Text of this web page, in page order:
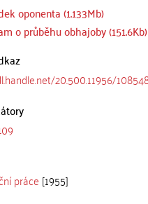
oponenta (1.133Mb)
o průběhu obhajoby (151.6Kb)
20.500.11956/
práce [1955]